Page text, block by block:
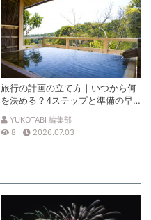
旅行の計画の立て方｜いつから何
を決める？4ステップと準備の早
見表
YUKOTABI 編集部
8
2026.07.03